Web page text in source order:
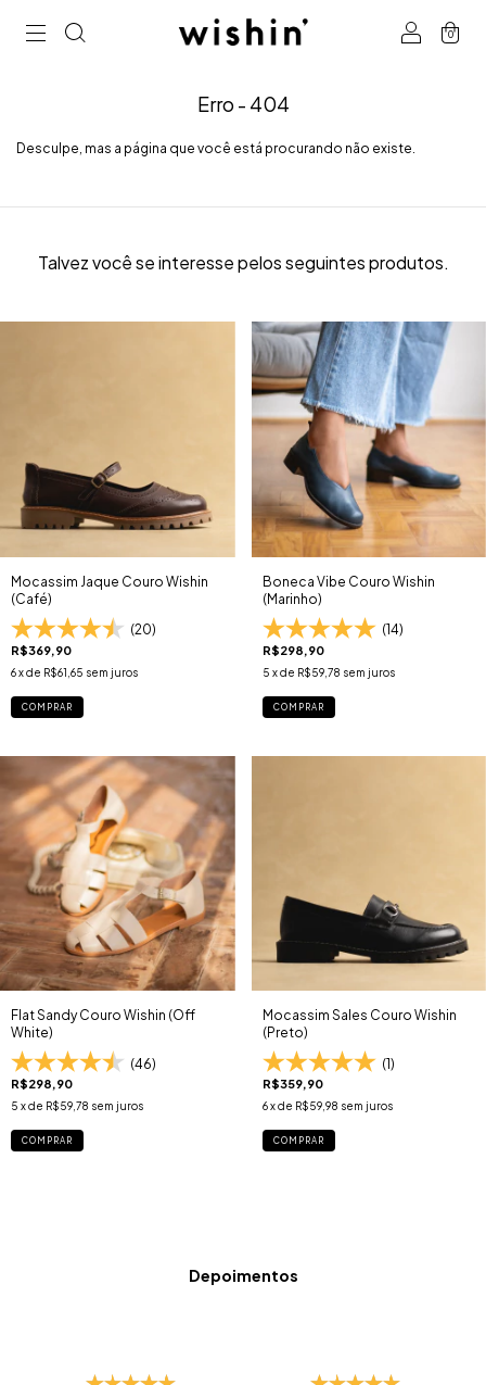
0
Erro - 404
Desculpe, mas a página que você está procurando não existe.
Talvez você se interesse pelos seguintes produtos.
Mocassim Jaque Couro Wishin
(Café)
(20)
R$369,90
6x de R$61,65 sem juros
COMPRAR
Boneca Vibe Couro Wishin
(Marinho)
(14)
R$298,90
5 x de R$59,78 sem juros
COMPRAR
Flat Sandy Couro Wishin (Off
White)
(46)
R$298,90
5 x de R$59,78 sem juros
COMPRAR
Mocassim Sales Couro Wishin
(Preto)
(1)
R$359,90
6 x de R$59,98 sem juros
COMPRAR
Depoimentos